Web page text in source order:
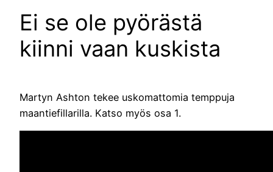
Ei se ole pyörästä
kiinni vaan kuskista
Martyn Ashton tekee uskomattomia temppuja
maantiefillarilla. Katso myös osa 1.